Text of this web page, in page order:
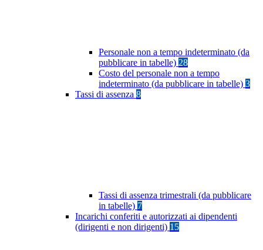
Personale non a tempo indeterminato (da
pubblicare in tabelle) 28
Costo del personale non a tempo
indeterminato (da pubblicare in tabelle) 3
Tassi di assenza 8
Tassi di assenza trimestrali (da pubblicare
in tabelle) 7
Incarichi conferiti e autorizzati ai dipendenti
(dirigenti e non dirigenti) 15